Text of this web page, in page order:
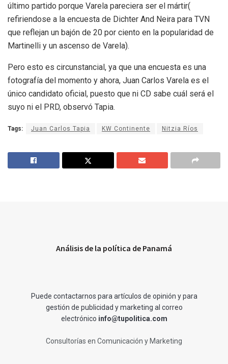
último partido porque Varela pareciera ser el mártir(
refiriendose a la encuesta de Dichter And Neira para TVN
que reflejan un bajón de 20 por ciento en la popularidad de
Martinelli y un ascenso de Varela).
Pero esto es circunstancial, ya que una encuesta es una
fotografía del momento y ahora, Juan Carlos Varela es el
único candidato oficial, puesto que ni CD sabe cuál será el
suyo ni el PRD, observó Tapia.
Tags: Juan Carlos Tapia KW Continente Nitzia Ríos
Análisis de la política de Panamá
Puede contactarnos para artículos de opinión y para
gestión de publicidad y marketing al correo
electrónico info@tupolitica.com
Consultorías en Comunicación y Marketing